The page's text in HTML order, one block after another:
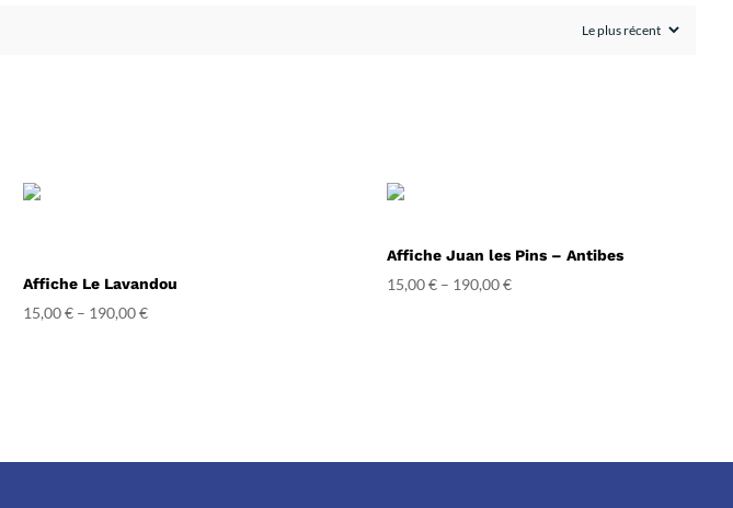
Affiche Le Lavandou
15,00€ – 190,00€
Affiche Juan les Pins – Antibes
15,00€– 190,00€